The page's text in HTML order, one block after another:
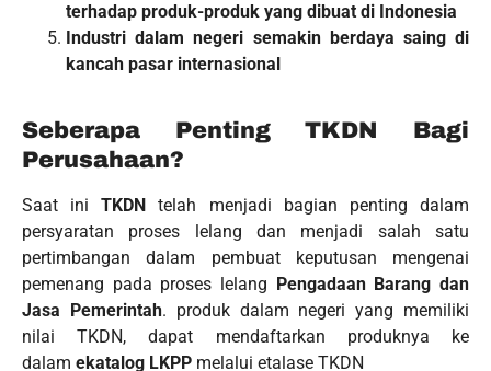
terhadap produk-produk yang dibuat di Indonesia
Industri dalam negeri semakin berdaya saing di
kancah pasar internasional
Seberapa Penting TKDN Bagi
Perusahaan?
Saat iniTKDN
telah menjadi bagian penting dalam
persyaratan proses lelang dan menjadi salah satu
pertimbangan dalam pembuat keputusan mengenai
pemenang pada proses lelang
Pengadaan Barang dan
Jasa Pemerintah. produk dalam negeri yang memiliki
nilai TKDN, dapat mendaftarkan produknya ke
dalam ekatalog LKPP melalui etalase TKDN